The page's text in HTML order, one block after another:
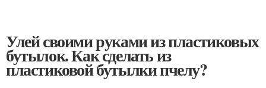
Улей своими руками из пластиковых
бутылок. Как сделать из
пластиковой бутылки пчелу?